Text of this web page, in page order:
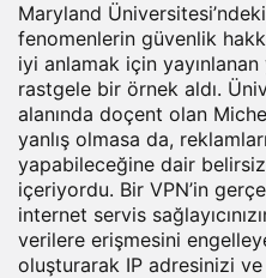
Maryland
fenomenlerin güvenlik
iyi anlamak için
rastgele bir örnek aldı.
alanında doçent olan
yanlış olmasa da,
yapabileceğine dair
içeriyordu. Bir VPN’in
internet servis
verilere erişmesini
oluşturarak IP adresinizi ve